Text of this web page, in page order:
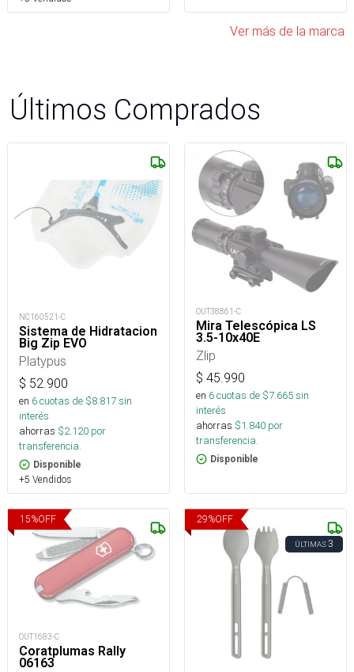
Ver más de la marca
Últimos Comprados
NC160521-C
Sistema de Hidratacion
Big Zip EVO
Platypus
$ 52.900
en 6cuotas de $8.817sin
interés
ahorras $2.120 por
transferencia.
Disponible
+5 Vendidos
OUT38861-C
Mira Telescópica LS
3.5-10x40E
Zlip
$ 45.990
en 6cuotas de $7.665sin
interés
ahorras $1.840 por
transferencia.
Disponible
15%OFF
OUT1683-C
Coratplumas Rally
06163
29%OFF
ÚLTIMAS3